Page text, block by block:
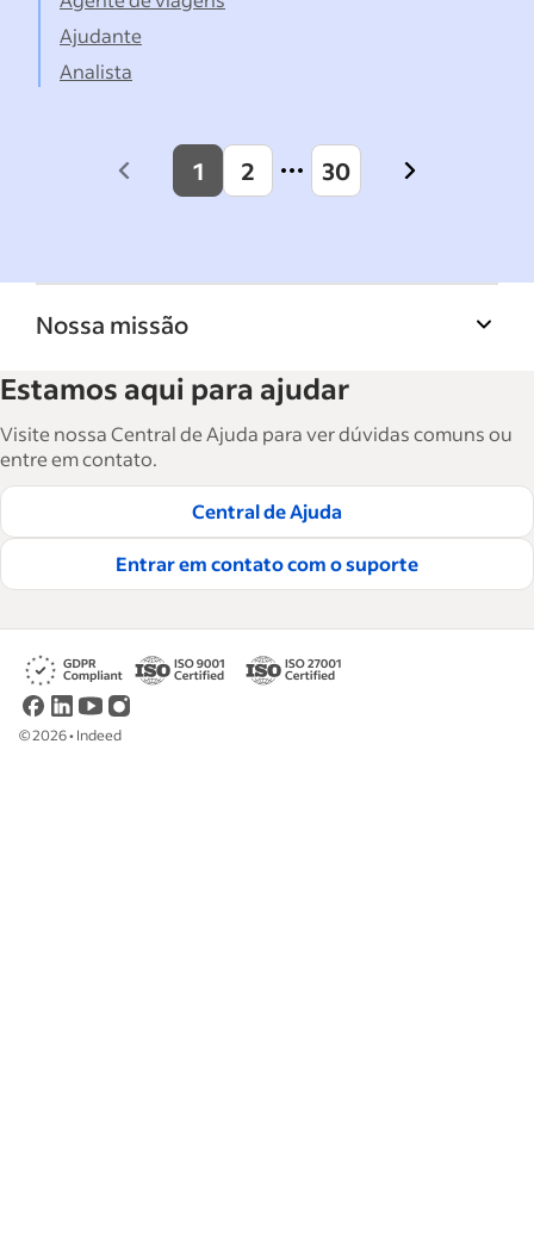
Ajudante
Analista
Previous
1 2 30
Next
Nossa missão
Indeed ajuda empresas a crescer e gerenciar a
força de trabalho. São mais de 15 mil artigos
em seis idiomas, em que você encontra
conselhos táticos, instruções e práticas
recomendadas para ajudar as empresas a
contratar e reter ótimos funcionários.
Leia nossas diretrizes editoriais
Estamos aqui para ajudar
Visite nossa Central de Ajuda para ver dúvidas comuns ou
entre em contato.
Central de Ajuda
Entrar em contato com o suporte
©2026• Indeed